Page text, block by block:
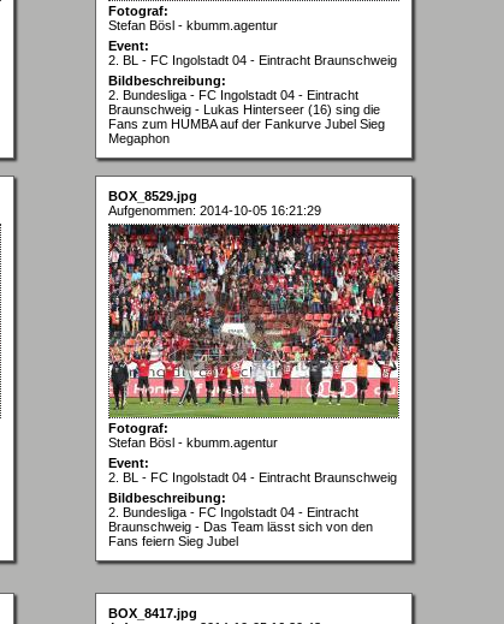
Fotograf:
Stefan Bösl - kbumm.agentur
Event:
2. BL - FC Ingolstadt 04 - Eintracht Braunschweig
Bildbeschreibung:
2. Bundesliga - FC Ingolstadt 04 - Eintracht
Braunschweig - Lukas Hinterseer (16) sing die
Fans zum HUMBA auf der Fankurve Jubel Sieg
Megaphon
BOX_8529.jpg
Aufgenommen: 2014-10-05 16:21:29
Fotograf:
Stefan Bösl - kbumm.agentur
Event:
2. BL - FC Ingolstadt 04 - Eintracht Braunschweig
Bildbeschreibung:
2. Bundesliga - FC Ingolstadt 04 - Eintracht
Braunschweig - Das Team lässt sich von den
Fans feiern Sieg Jubel
BOX_8417.jpg